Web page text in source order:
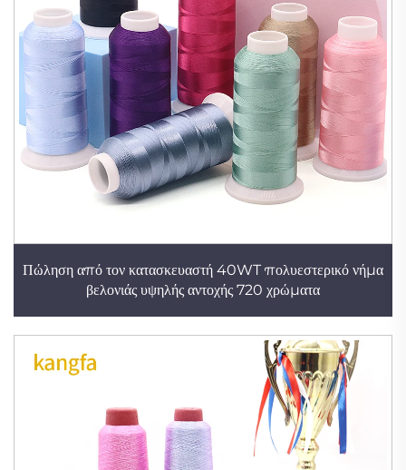
Πώληση από τον κατασκευαστή 40WT πολυεστερικό νήμα
βελονιάς υψηλής αντοχής 720 χρώματα